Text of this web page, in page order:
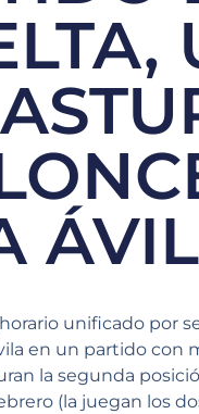
unificado por
en un partido con
la segunda
(la juegan los